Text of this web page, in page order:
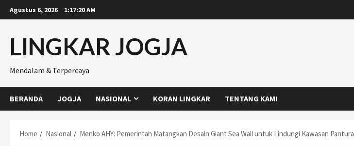
Skip
to
Agustus 6, 2026 1:17:21 AM
LINGKAR JOGJA
Mendalam & Terpercaya
BERANDA JOGJA NASIONAL KORAN LINGKAR TENTANG KAMI
Home Nasional Menko AHY: Pemerintah Matangkan Desain Giant Sea Wall untuk Lindungi Kawasan Pantura